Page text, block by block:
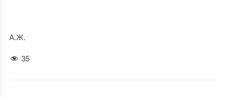
А.Ж.
35